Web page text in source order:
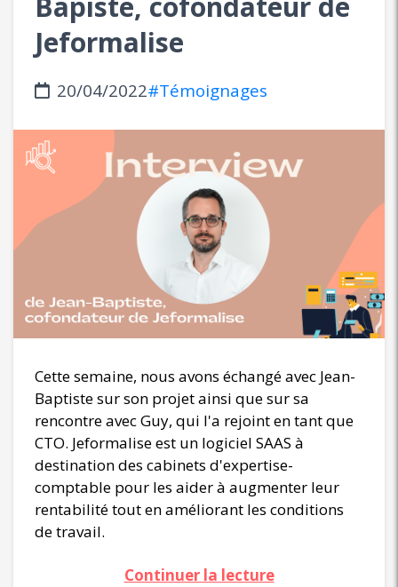
Jeformalise
20/04/2022#Témoignages
Cette semaine, nous avons échangé avec Jean-
Baptiste sur son projet ainsi que sur sa
rencontre avec Guy, qui l'a rejoint en tant que
CTO. Jeformalise est un logiciel SAAS à
destination des cabinets d'expertise-
comptable pour les aider à augmenter leur
rentabilité tout en améliorant les conditions
de travail.
Continuer la lecture